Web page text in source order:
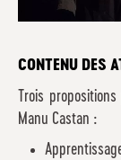
CONTENU DES
Trois
Manu Castan :